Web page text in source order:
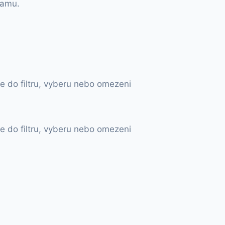
do filtru, vyberu nebo omezeni
do filtru, vyberu nebo omezeni